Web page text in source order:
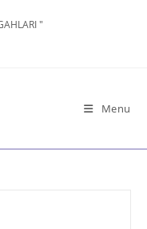
"
Menu